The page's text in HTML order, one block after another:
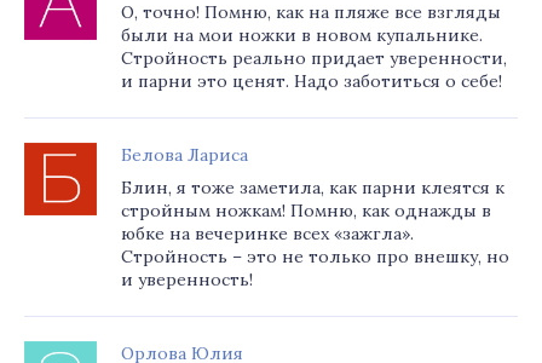
О, точно! Помню, как на пляже все взгляды
были на мои ножки в новом купальнике.
Стройность реально придает уверенности,
и парни это ценят. Надо заботиться о себе!
Белова Лариса
Блин, я тоже заметила, как парни клеятся к
стройным ножкам! Помню, как однажды в
юбке на вечеринке всех «зажгла».
Стройность – это не только про внешку, но
и уверенность!
Орлова Юлия